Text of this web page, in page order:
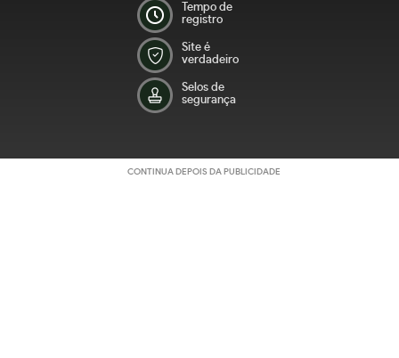
Tempo de
registro
Site é
verdadeiro
Selos de
segurança
CONTINUA DEPOIS DA PUBLICIDADE